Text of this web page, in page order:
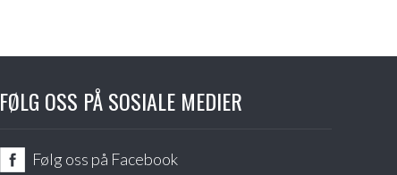
FØLG OSS PÅ SOSIALE MEDIER
Følg oss på Facebook